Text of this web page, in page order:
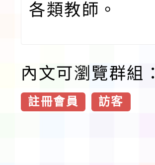
各類教師。
內文可瀏覽群組：
註冊會員 訪客